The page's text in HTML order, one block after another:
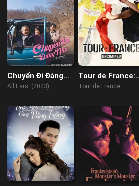
Chuyến Đi Đáng
Giá
All Ears (2023)
Tour de France:
Trên từng dặm
Tour de France: